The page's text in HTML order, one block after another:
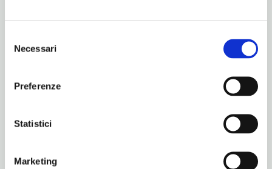
delNecessari
Preferenze
Statistici
Marketing
INDIRIZZO EMAIL
TELEFONO